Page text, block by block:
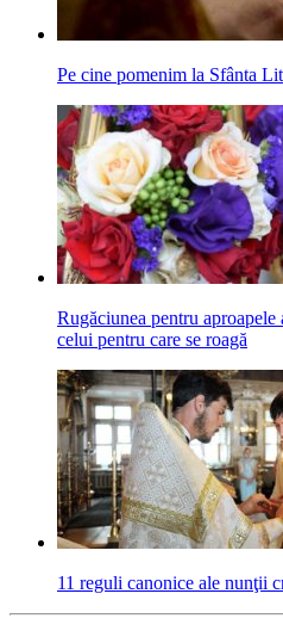
Pe cine pomenim la Sfânta
Rugăciunea pentru aproapele
celui pentru care se roagă
11 reguli canonice ale nunţii